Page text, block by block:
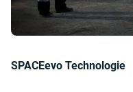
SPACEevo Technologie